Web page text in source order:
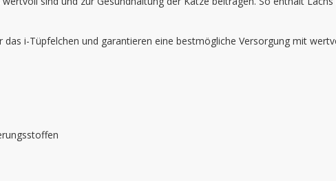
i-Tüpfelchen und garantieren eine bestmögliche Versorgung mit